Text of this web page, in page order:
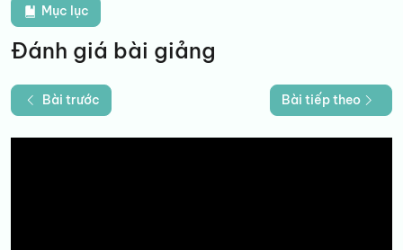
Mục lục
Đánh giá bài giảng
Bài trước Bài tiếp theo